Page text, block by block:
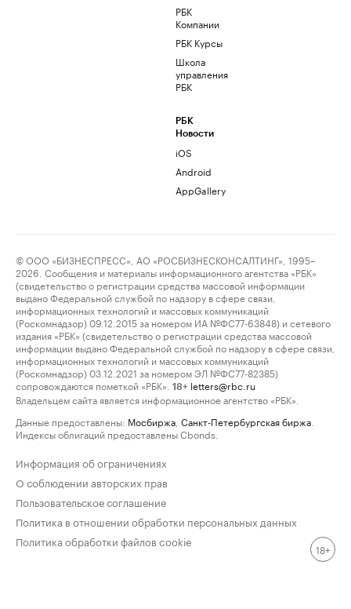
РБК
Компании
РБК Курсы
Школа
управления
РБК
РБК
Новости
iOS
Android
AppGallery
© ООО «БИЗНЕСПРЕСС», АО «РОСБИЗНЕСКОНСАЛТИНГ», 1995–
2026. Сообщения и материалы информационного агентства «РБК»
(свидетельство о регистрации средства массовой информации
выдано Федеральной службой по надзору в сфере связи,
информационных технологий и массовых коммуникаций
(Роскомнадзор) 09.12.2015 за номером ИА №ФС77-63848) и сетевого
издания «РБК» (свидетельство о регистрации средства массовой
информации выдано Федеральной службой по надзору в сфере связи,
информационных технологий и массовых коммуникаций
(Роскомнадзор) 03.12.2021 за номером ЭЛ №ФС77-82385)
сопровождаются пометкой «РБК».
18+ letters@rbc.ru
Владельцем сайта является информационное агентство «РБК».
Данные предоставлены: Мосбиржа Санкт-Петербургская биржа
Индексы облигаций предоставлены Cbonds.
Информация об ограничениях
О соблюдении авторских прав
Пользовательское соглашение
Политика в отношении обработки персональных данных
Политика обработки файлов cookie
18+